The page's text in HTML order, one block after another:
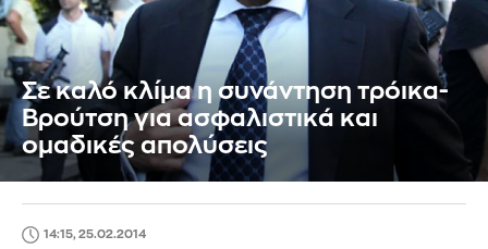
Σε καλό κλίμα η συνάντηση τρόικα-
Βρούτση για ασφαλιστικά και
ομαδικές απολύσεις
14:15, 25.02.2014